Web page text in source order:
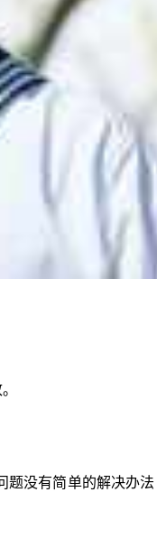
没有简单的解决办